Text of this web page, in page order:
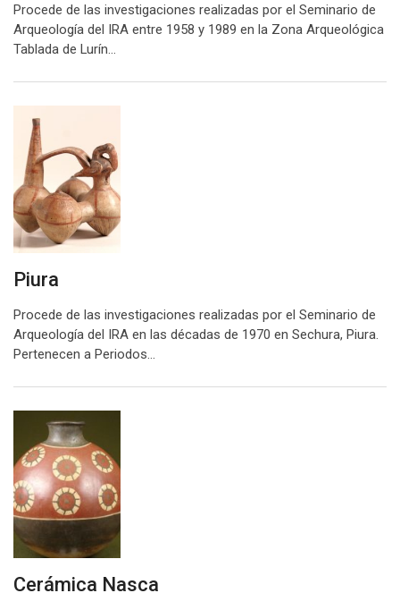
Procede de las investigaciones realizadas por el Seminario de
Arqueología del IRA entre 1958 y 1989 en la Zona Arqueológica
Tablada de Lurín…
Piura
Procede de las investigaciones realizadas por el Seminario de
Arqueología del IRA en las décadas de 1970 en Sechura, Piura.
Pertenecen a Periodos…
Cerámica Nasca